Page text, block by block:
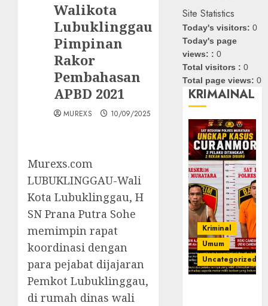
Walikota
Lubuklinggau
Pimpinan
Rakor
Pembahasan
APBD 2021
MUREXS 10/09/2025
Murexs.com
LUBUKLINGGAU-Wali
Kota Lubuklinggau, H
SN Prana Putra Sohe
memimpin rapat
koordinasi dengan
para pejabat dijajaran
Pemkot Lubuklinggau,
di rumah dinas wali
Site Statistics
Today's visitors:0
Today's page
views: :0
Total visitors :0
Total page views:0
KRIMAINAL
Kriminal
Umum
Uncategorized